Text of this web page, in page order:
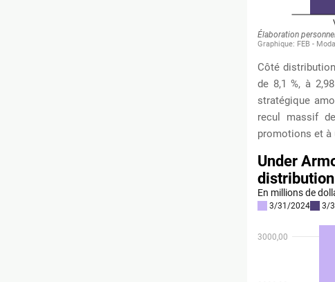
Côté
de 8,1 %, à
stratégique
recul massif
promotions et à